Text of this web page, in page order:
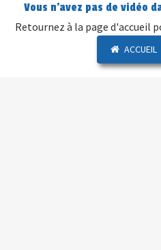
Vous n'avez pas de vidéo
Retournez à la page d'accueil
ACCUEIL